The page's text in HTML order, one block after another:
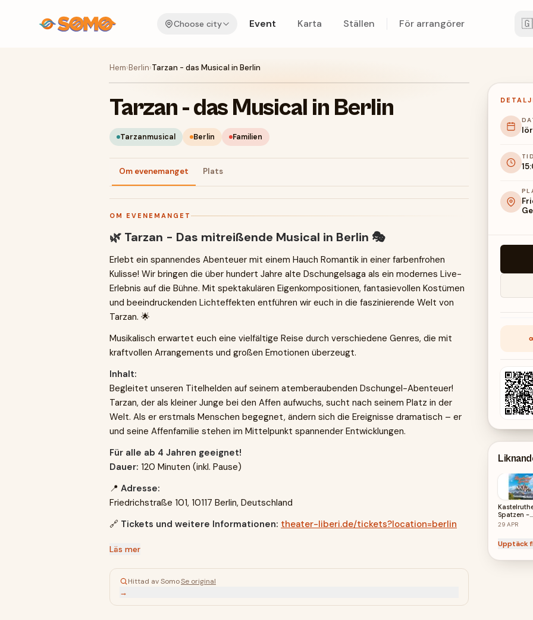
Choose city Event Karta Ställen För arrangörer
Hem›Berlin›Tarzan - das Musical in Berlin
Tarzan - das Musical in Berlin
Tarzanmusical Berlin Familien
Om evenemanget Plats
OM EVENEMANGET
🌿 Tarzan - Das mitreißende Musical in Berlin 🎭
Erlebt ein spannendes Abenteuer mit einem Hauch Romantik in einer farbenfrohen
Kulisse! Wir bringen die über hundert Jahre alte Dschungelsaga als ein modernes Live-
Erlebnis auf die Bühne. Mit spektakulären Eigenkompositionen, fantasievollen Kostümen
und beeindruckenden Lichteffekten entführen wir euch in die faszinierende Welt von
Tarzan. 🌟
Musikalisch erwartet euch eine vielfältige Reise durch verschiedene Genres, die mit
kraftvollen Arrangements und großen Emotionen überzeugt.
Inhalt:
Begleitet unseren Titelhelden auf seinem atemberaubenden Dschungel-Abenteuer!
Tarzan, der als kleiner Junge bei den Affen aufwuchs, sucht nach seinem Platz in der
Welt. Als er erstmals Menschen begegnet, ändern sich die Ereignisse dramatisch – er
und seine Affenfamilie stehen im Mittelpunkt spannender Entwicklungen.
Für alle ab 4 Jahren geeignet!
Dauer: 120 Minuten (inkl. Pause)
📍 Adresse:
Friedrichstraße 101, 10117 Berlin, Deutschland
🔗 Tickets und weitere Informationen: theater-liberi.de/tickets?location=berlin
Läs mer
Hittad av SomoSe original
→
TID
Spatzen -
29 APR
Upptäck